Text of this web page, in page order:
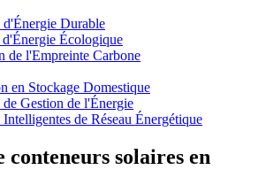
d'Énergie Durable
d'Énergie Écologique
de l'Empreinte Carbone
en Stockage Domestique
de Gestion de l'Énergie
de Réseau Énergétique
solaires en